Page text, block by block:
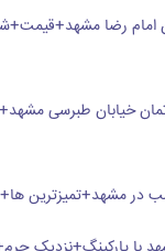
رضا
طبرسی مشهد+تا 90%
ها+50% تخفیف